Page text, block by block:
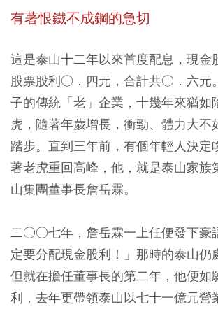
有著恨鐵不成鋼的急切
這是泰山十二年以來首度配息，現金
股票股利○．四元，合計共○．六元
子的傳統「老」企業，十幾年來猶如
虎，隨著年歲增長，衝勁、體力大不
踏步。直到三年前，有個年輕人決定
著老虎重回高峰，他，就是泰山家族
山集團董事長詹岳霖。
二○○七年，詹岳霖一上任便發下豪
定要分配現金股利！」那時的泰山仍
但就在擔任董事長的第二年，他便如
利，去年更帶領泰山以七十一億元營